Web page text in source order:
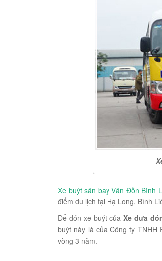
Xe buýt sân bay Vân Đồn Bình
điểm du lịch tại Hạ Long, Bình
Để đón xe buýt của Xe đưa
buýt này là của Công ty TNHH
vòng 3 năm.